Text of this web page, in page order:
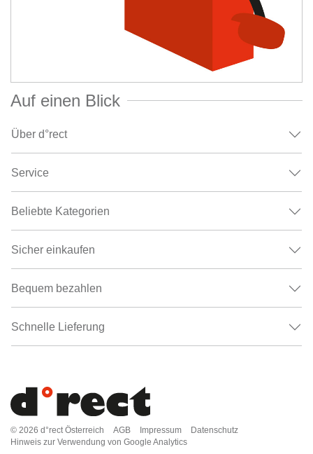
Auf einen Blick
Über d°rect
Service
Beliebte Kategorien
Sicher einkaufen
Bequem bezahlen
Schnelle Lieferung
© 2026 d°rect Österreich AGB Impressum
Datenschutz
Hinweis zur Verwendung von Google Analytics